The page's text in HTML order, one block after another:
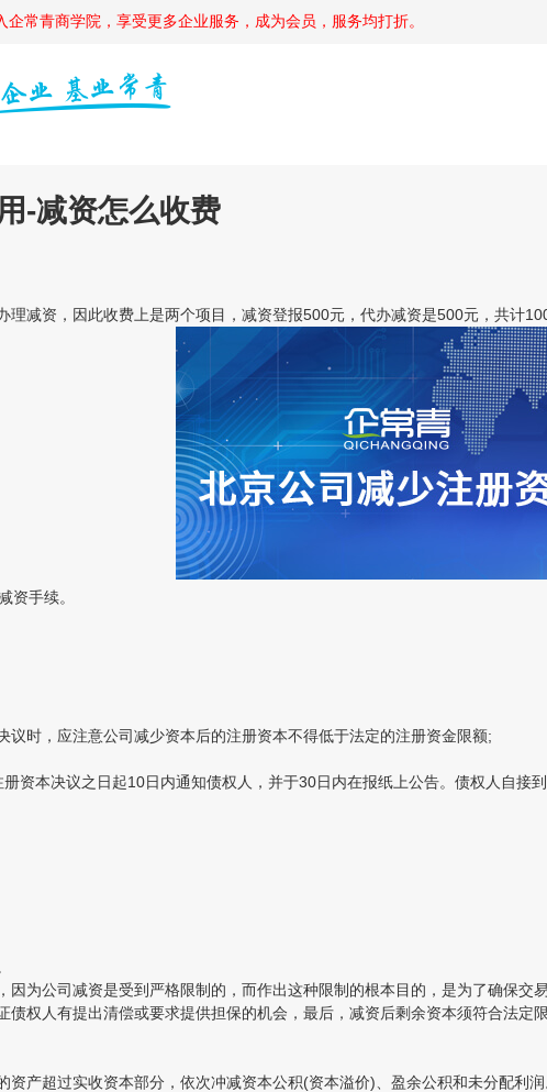
企常青商学院，享受更多企业服务，成为会员，服务均打折。
-减资怎么收费
资，因此收费上是两个项目，减资登报500元，代办减资是500元，共计
手续。
，应注意公司减少资本后的注册资本不得低于法定的注册资金限额;
本决议之日起10日内通知债权人，并于30日内在报纸上公告。债权人自接
公司减资是受到严格限制的，而作出这种限制的根本目的，是为了确保交
债权人有提出清偿或要求提供担保的机会，最后，减资后剩余资本须符合法定
超过实收资本部分，依次冲减资本公积(资本溢价)、盈余公积和未分配利润